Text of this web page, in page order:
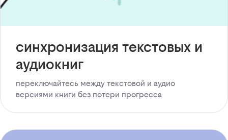
синхронизация текстовых и
аудиокниг
переключайтесь между текстовой и аудио
версиями книги без потери прогресса